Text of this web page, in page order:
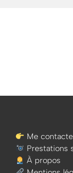
Me
Prestations
À propos